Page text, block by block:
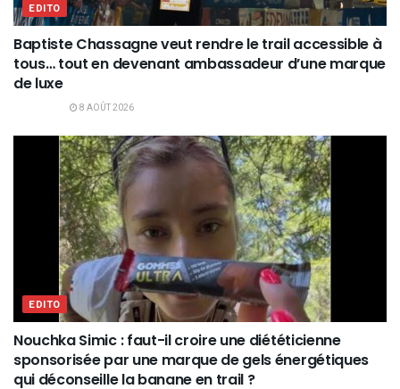
EDITO
Baptiste Chassagne veut rendre le trail accessible à
tous… tout en devenant ambassadeur d’une marque
de luxe
8 AOÛT 2026
EDITO
Nouchka Simic : faut-il croire une diététicienne
sponsorisée par une marque de gels énergétiques
qui déconseille la banane en trail ?